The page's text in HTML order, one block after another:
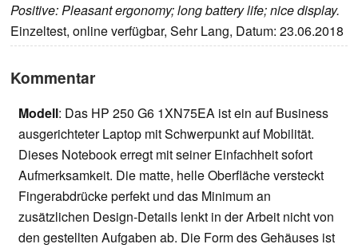
Positive: Pleasant ergonomy; long battery life; nice display.
Einzeltest, online verfügbar, Sehr Lang, Datum: 23.06.2018
Kommentar
Modell: Das HP 250 G6 1XN75EA ist ein auf Business
ausgerichteter Laptop mit Schwerpunkt auf Mobilität.
Dieses Notebook erregt mit seiner Einfachheit sofort
Aufmerksamkeit. Die matte, helle Oberfläche versteckt
Fingerabdrücke perfekt und das Minimum an
zusätzlichen Design-Details lenkt in der Arbeit nicht von
den gestellten Aufgaben ab. Die Form des Gehäuses ist